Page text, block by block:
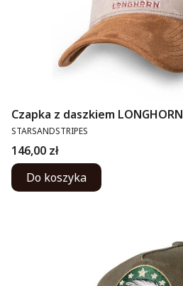
Czapka z daszkiem LONGHORN
PRODUCENT
STARSANDSTRIPES
Cena
146,00 zł
Do koszyka